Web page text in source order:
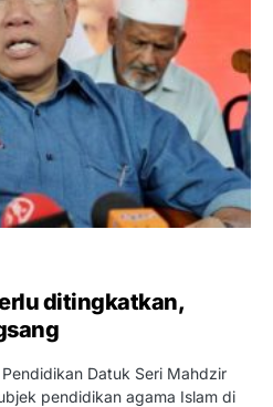
ditingkatkan,
Datuk Seri Mahdzir
pendidikan agama Islam di